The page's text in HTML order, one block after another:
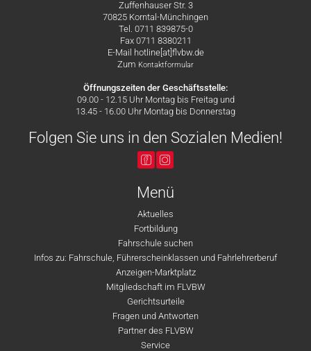
Zuffenhauser Str. 3
70825 Korntal-Münchingen
Tel. 0711 839875-0
Fax 0711 8380211
E-Mail hotline[at]flvbw.de
Zum Kontaktformular
Öffnungszeiten der Geschäftsstelle:
09.00 - 12.15 Uhr Montag bis Freitag und
13.45 - 16.00 Uhr Montag bis Donnerstag
Folgen Sie uns in den Sozialen Medien!
Menü
Aktuelles
Fortbildung
Fahrschule suchen
Infos zu: Fahrschule, Führerscheinklassen und Fahrlehrerberuf
Anzeigen-Marktplatz
Mitgliedschaft im FLVBW
Gerichtsurteile
Fragen und Antworten
Partner des FLVBW
Service